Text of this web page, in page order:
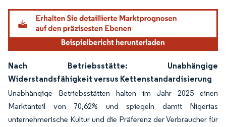
Nach Betriebsstätte: Unabhängige
Widerstandsfähigkeit versus Kettenstandardisierung
Unabhängige Betriebsstätten halten im Jahr 2025 einen
Marktanteil von 70,62% und spiegeln damit Nigerias
unternehmerische Kultur und die Präferenz der Verbraucher für